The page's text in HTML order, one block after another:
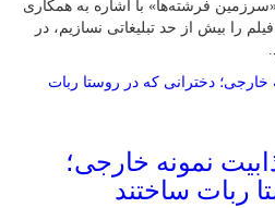
فرشته‌ها» با اشاره به همکاری
را بیش از حد تبلیغاتی نسازیم، در
نمونه خارجی؛
ربات ساختند